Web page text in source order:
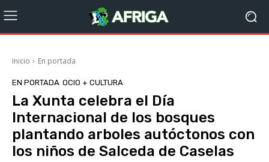
Inicio En portada
EN PORTADA OCIO + CULTURA
La Xunta celebra el Día
Internacional de los bosques
plantando arboles autóctonos con
los niños de Salceda de Caselas